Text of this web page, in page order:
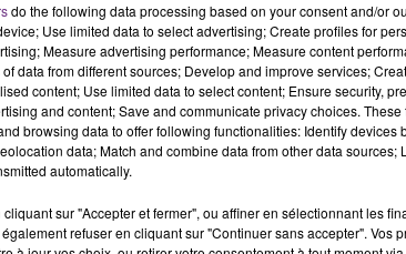
en matinée et en fin de
do the following data processing based on your consent and/or
Use limited data to select advertising; Create profiles for
Measure advertising performance; Measure content
data from different sources; Develop and improve services;
content; Use limited data to select content; Ensure security,
and content; Save and communicate privacy choices.
browsing data to offer following functionalities: Identify devices
data; Match and combine data from other data sources;
automatically.
sur "Accepter et fermer", ou affiner en sélectionnant les
refuser en cliquant sur "Continuer sans accepter". Vos